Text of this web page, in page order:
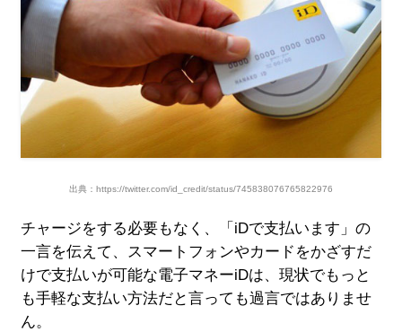
出典：https://twitter.com/id_credit/status/745838076765822976
チャージをする必要もなく、「iDで支払います」の
一言を伝えて、スマートフォンやカードをかざすだ
けで支払いが可能な電子マネーiDは、現状でもっと
も手軽な支払い方法だと言っても過言ではありませ
ん。